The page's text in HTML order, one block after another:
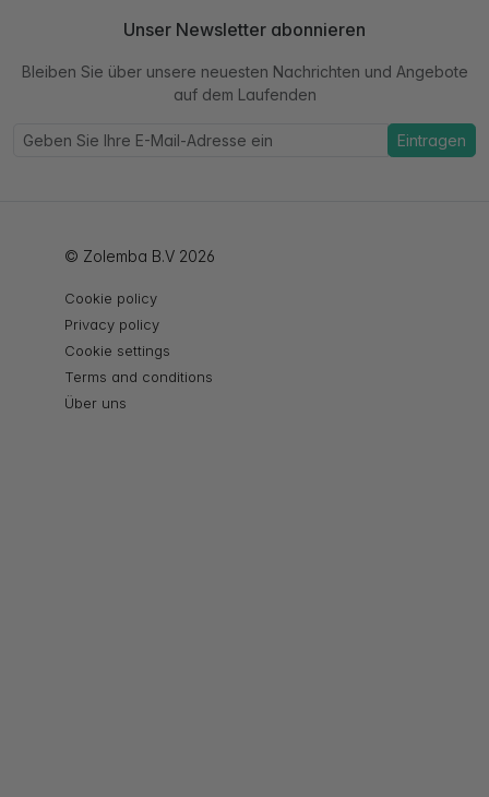
Unser Newsletter abonnieren
Bleiben Sie über unsere neuesten Nachrichten und Angebote
auf dem Laufenden
Eintragen
© Zolemba B.V 2026
Cookie policy
Privacy policy
Cookie settings
Terms and conditions
Über uns